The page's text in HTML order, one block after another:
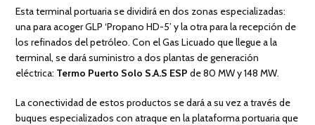
Esta terminal portuaria se dividirá en dos zonas especializadas:
una para acoger GLP ‘Propano HD-5’ y la otra para la recepción de
los refinados del petróleo. Con el Gas Licuado que llegue a la
terminal, se dará suministro a dos plantas de generación
eléctrica: Termo Puerto Solo S.A.S ESP de 80 MW y 148 MW.
La conectividad de estos productos se dará a su vez a través de
buques especializados con atraque en la plataforma portuaria que